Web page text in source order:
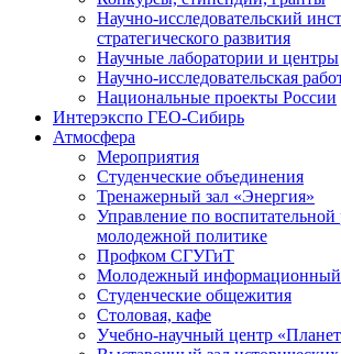
Научно-исследовательский
стратегического развития
Научные лаборатории и центры
Научно-исследовательская
Национальные проекты России
Интерэкспо ГЕО-Сибирь
Атмосфера
Мероприятия
Студенческие объединения
Тренажерный зал «Энергия»
Управление по воспитательной
молодежной политике
Профком СГУГиТ
Молодежный информационный
Студенческие общежития
Столовая, кафе
Учебно-научный центр